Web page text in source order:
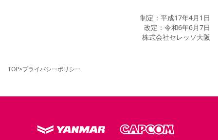
制定：平成17年4月1日
改定：令和6年6月7日
株式会社セレッソ大阪
TOP>プライバシーポリシー